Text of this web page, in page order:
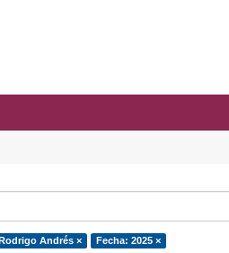
Andrés × Fecha: 2025 ×